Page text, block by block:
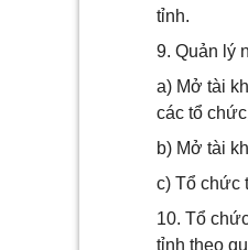
tỉnh.
9. Quản lý
a) Mở tài
các tổ
b) Mở tài
c) Tổ chức
10. Tổ
tỉnh theo